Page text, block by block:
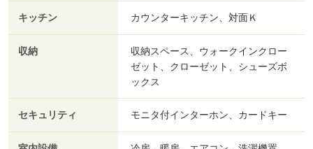
キッチン カウンターキッチン、対面Ｋ
収納
収納スペース、ウォークインクロー
ゼット、クローゼット、シューズボ
ックス
セキュリティ モニタ付インターホン、カードキー